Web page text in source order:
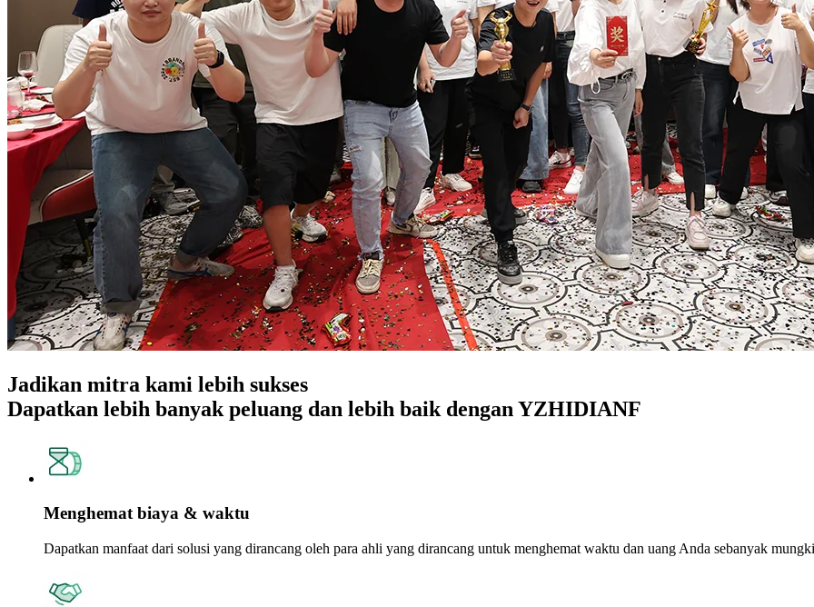
Jadikan mitra kami lebih sukses
Dapatkan lebih banyak peluang dan lebih baik dengan YZHIDIANF
Menghemat biaya & waktu
Dapatkan manfaat dari solusi yang dirancang oleh para ahli yang dirancang untuk menghemat waktu dan uang Anda sebanyak